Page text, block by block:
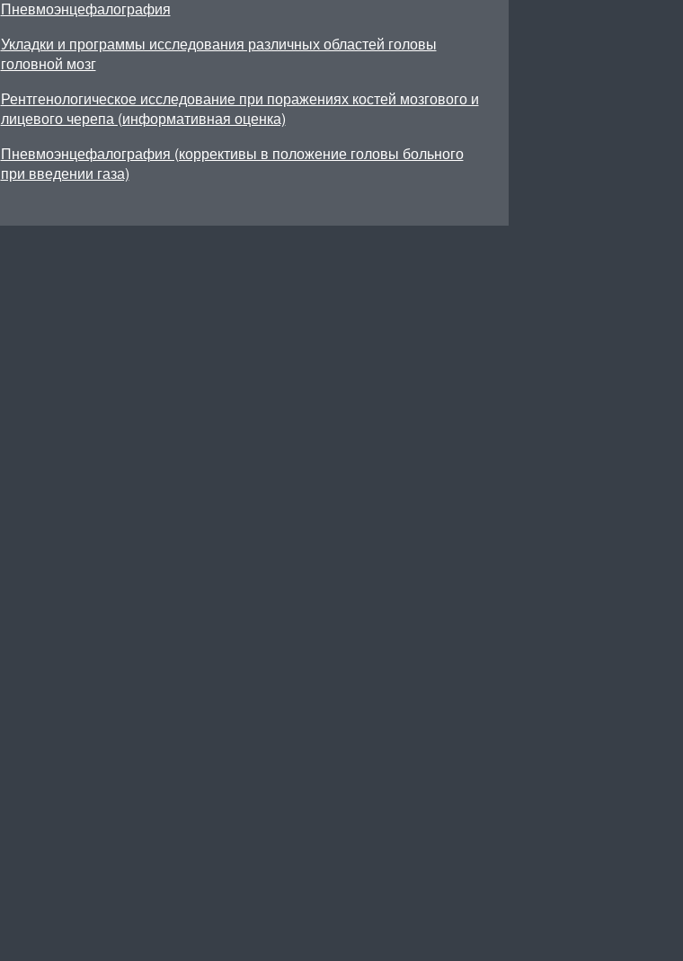
Пневмоэнцефалография
Укладки и программы исследования различных областей головы
головной мозг
Рентгенологическое исследование при поражениях костей мозгового и
лицевого черепа (информативная оценка)
Пневмоэнцефалография (коррективы в положение головы больного
при введении газа)